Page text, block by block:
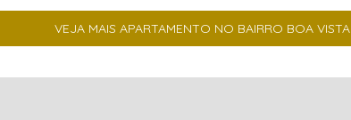
VEJA MAIS APARTAMENTO NO BAIRRO BOA VISTA